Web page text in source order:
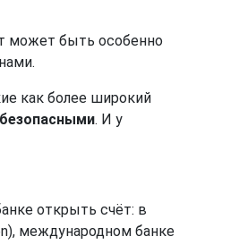
может быть особенно
как более широкий
. И у
открыть счёт: в
международном банке